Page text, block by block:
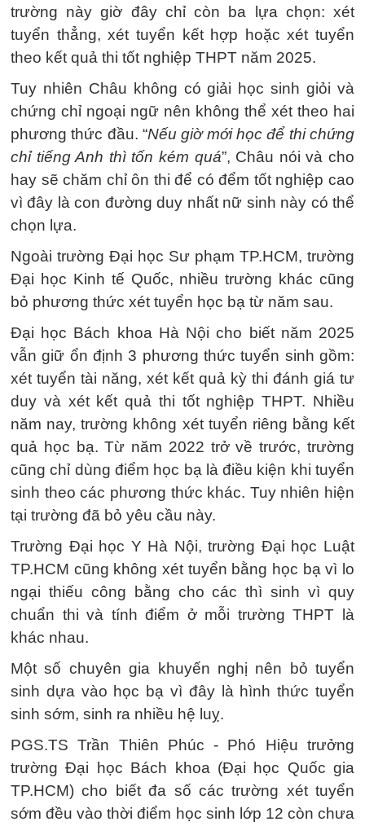
trường này giờ đây chỉ còn ba lựa chọn: xét
tuyển thẳng, xét tuyển kết hợp hoặc xét tuyển
theo kết quả thi tốt nghiệp THPT năm 2025.
Tuy nhiên Châu không có giải học sinh giỏi và
chứng chỉ ngoại ngữ nên không thể xét theo hai
phương thức đầu. “Nếu giờ mới học để thi chứng
chỉ tiếng Anh thì tốn kém quá”, Châu nói và cho
hay sẽ chăm chỉ ôn thi để có đểm tốt nghiệp cao
vì đây là con đường duy nhất nữ sinh này có thể
chọn lựa.
Ngoài trường Đại học Sư phạm TP.HCM, trường
Đại học Kinh tế Quốc, nhiều trường khác cũng
bỏ phương thức xét tuyển học bạ từ năm sau.
Đại học Bách khoa Hà Nội cho biết năm 2025
vẫn giữ ổn định 3 phương thức tuyển sinh gồm:
xét tuyển tài năng, xét kết quả kỳ thi đánh giá tư
duy và xét kết quả thi tốt nghiệp THPT. Nhiều
năm nay, trường không xét tuyển riêng bằng kết
quả học bạ. Từ năm 2022 trở về trước, trường
cũng chỉ dùng điểm học bạ là điều kiện khi tuyển
sinh theo các phương thức khác. Tuy nhiên hiện
tại trường đã bỏ yêu cầu này.
Trường Đại học Y Hà Nội, trường Đại học Luật
TP.HCM cũng không xét tuyển bằng học bạ vì lo
ngại thiếu công bằng cho các thì sinh vì quy
chuẩn thi và tính điểm ở mỗi trường THPT là
khác nhau.
Một số chuyên gia khuyến nghị nên bỏ tuyển
sinh dựa vào học bạ vì đây là hình thức tuyển
sinh sớm, sinh ra nhiều hệ luỵ.
PGS.TS Trần Thiên Phúc - Phó Hiệu trưởng
trường Đại học Bách khoa (Đại học Quốc gia
TP.HCM) cho biết đa số các trường xét tuyển
sớm đều vào thời điểm học sinh lớp 12 còn chưa